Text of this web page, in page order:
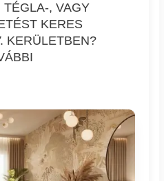
, VAGY
KERES
KERÜLETBEN?